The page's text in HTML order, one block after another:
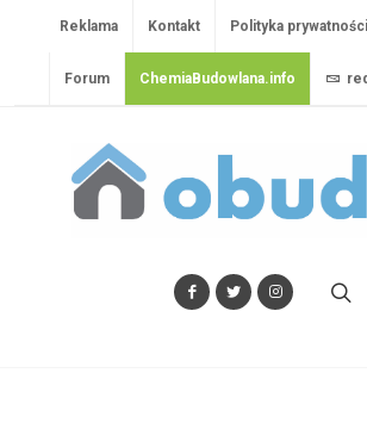
Reklama Kontakt Polityka prywatności
Forum ChemiaBudowlana.info